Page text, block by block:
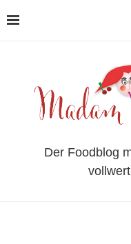
Der Foodblog